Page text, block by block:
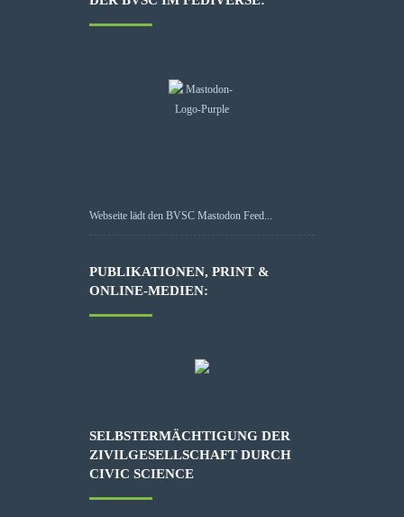
Webseite lädt den BVSC Mastodon Feed...
PUBLIKATIONEN, PRINT &
ONLINE-MEDIEN:
SELBSTERMÄCHTIGUNG DER
ZIVILGESELLSCHAFT DURCH
CIVIC SCIENCE